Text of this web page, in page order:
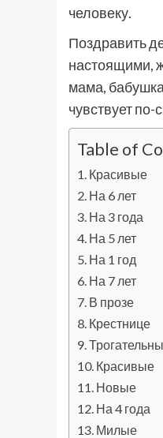
человеку.
Поздравить
настоящими,
мама,
чувствует
Table of
Красивые
На 6 лет
На 3 года
На 5 лет
На 1 год
На 7 лет
В прозе
Крестнице
Красивые
Новые
На 4 года
Милые